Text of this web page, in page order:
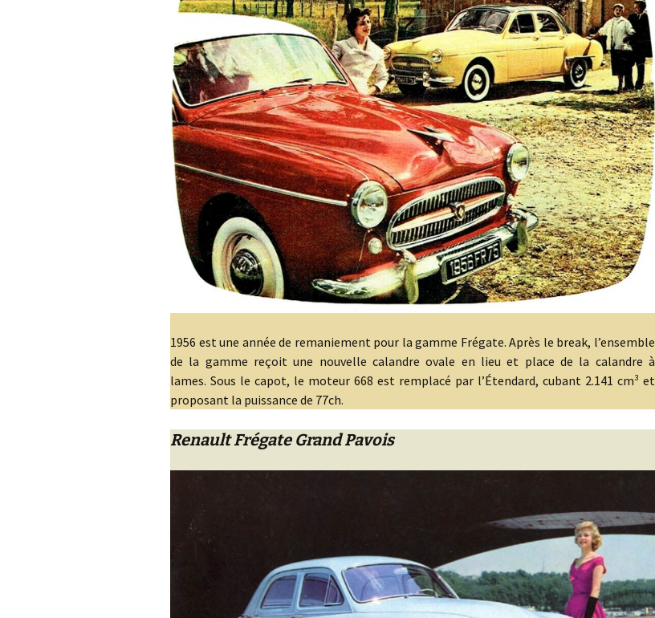
1956 est une année de remaniement pour la gamme Frégate. Après le break, l’ensemble
de la gamme reçoit une nouvelle calandre ovale en lieu et place de la calandre à
lames. Sous le capot, le moteur 668 est remplacé par l’Étendard, cubant 2.141 cm³ et
proposant la puissance de 77ch.
Renault Frégate Grand Pavois